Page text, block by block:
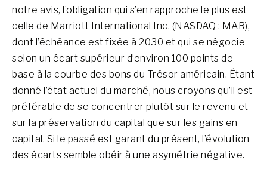
notre avis, l’obligation qui s’en rapproche le plus est
celle de Marriott International Inc. (NASDAQ : MAR),
dont l’échéance est fixée à 2030 et qui se négocie
selon un écart supérieur d’environ 100 points de
base à la courbe des bons du Trésor américain. Étant
donné l’état actuel du marché, nous croyons qu’il est
préférable de se concentrer plutôt sur le revenu et
sur la préservation du capital que sur les gains en
capital. Si le passé est garant du présent, l’évolution
des écarts semble obéir à une asymétrie négative.